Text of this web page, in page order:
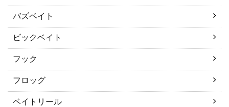
バズベイト
ビックベイト
フック
フロッグ
ベイトリール